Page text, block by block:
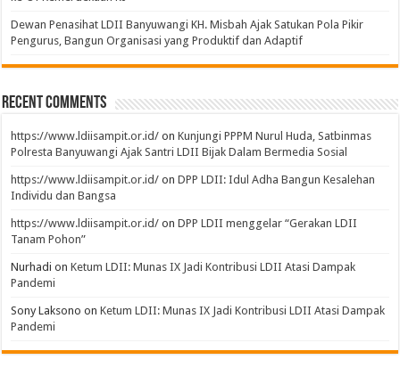
Dewan Penasihat LDII Banyuwangi KH. Misbah Ajak Satukan Pola Pikir
Pengurus, Bangun Organisasi yang Produktif dan Adaptif
Recent Comments
https://www.ldiisampit.or.id/ onKunjungi PPPM Nurul Huda, Satbinmas
Polresta Banyuwangi Ajak Santri LDII Bijak Dalam Bermedia Sosial
https://www.ldiisampit.or.id/ onDPP LDII: Idul Adha Bangun Kesalehan
Individu dan Bangsa
https://www.ldiisampit.or.id/ onDPP LDII menggelar “Gerakan LDII
Tanam Pohon”
Nurhadi onKetum LDII: Munas IX Jadi Kontribusi LDII Atasi Dampak
Pandemi
Sony Laksono onKetum LDII: Munas IX Jadi Kontribusi LDII Atasi Dampak
Pandemi